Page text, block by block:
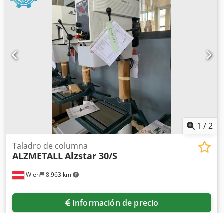
1 /2
Wien 8.963 km
Taladro de columna
ALZMETALLAlzstar 30/S
Información de precio